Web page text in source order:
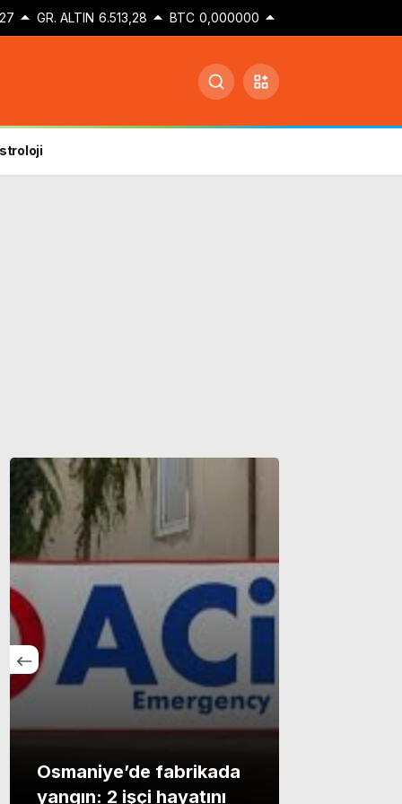
GR. ALTIN 6.513,28 BTC 0,000000
Osmaniye’de fabrikada
yangın: 2 işçi hayatını